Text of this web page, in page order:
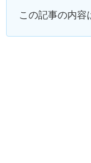
この記事の内容